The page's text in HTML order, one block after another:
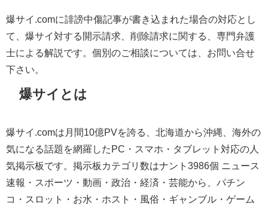
爆サイ.comに誹謗中傷記事が書き込まれた場合の対応とし
て、爆サイ対する開示請求、削除請求に関する、専門弁護
士による解説です。個別のご相談については、お問い合せ
下さい。
爆サイとは
爆サイ.comは 月間10億PVを誇る、北海道から沖縄、海外の
気になる話題を網羅したPC・スマホ・タブレット対応の人
気掲示板です。掲示板カテゴリ数はナント 3986個 ニュース
速報・スポーツ・動画・政治・経済・芸能から、パチン
コ・スロット・お水・ホスト・風俗・ギャンブル・ゲーム